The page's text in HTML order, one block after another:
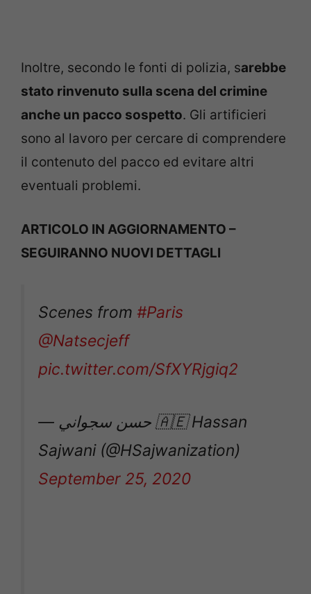
Inoltre, secondo le fonti di polizia, sarebbe
stato rinvenuto sulla scena del crimine
anche un pacco sospetto. Gli artificieri
sono al lavoro per cercare di comprendere
il contenuto del pacco ed evitare altri
eventuali problemi.
ARTICOLO IN AGGIORNAMENTO –
SEGUIRANNO NUOVI DETTAGLI
Scenes from #Paris
@Natsecjeff
pic.twitter.com/SfXYRjgiq2
— حسن سجواني 🇦🇪 Hassan
Sajwani (@HSajwanization)
September 25, 2020